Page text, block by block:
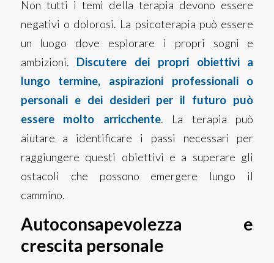
Non tutti i temi della terapia devono essere
negativi o dolorosi. La psicoterapia può essere
un luogo dove esplorare i propri sogni e
ambizioni. Discutere dei propri obiettivi a
lungo termine, aspirazioni professionali o
personali e dei desideri per il futuro può
essere molto arricchente. La terapia può
aiutare a identificare i passi necessari per
raggiungere questi obiettivi e a superare gli
ostacoli che possono emergere lungo il
cammino.
Autoconsapevolezza e
crescita personale